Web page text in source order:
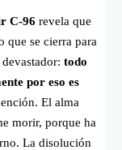
C-96 revela que
que se cierra para
todo
por eso es
El alma
morir, porque ha
La disolución